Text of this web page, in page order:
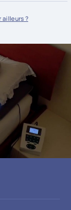
ailleurs ?